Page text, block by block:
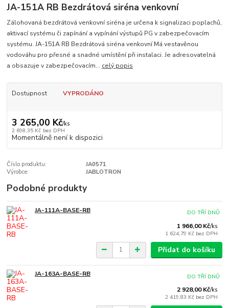
JA-151A RB Bezdrátová siréna venkovní
Zálohovaná bezdrátová venkovní siréna je určena k signalizaci poplachů,
aktivací systému či zapínání a vypínání výstupů PG v zabezpečovacím
systému. JA-151A RB Bezdrátová siréna venkovní Má vestavěnou
vodováhu pro přesné a snadné umístění při instalaci. Je adresovatelná
a obsazuje v zabezpečovacím... celý popis
Dostupnost VYPRODÁNO
3 265,00 Kč/ks
2 698,35 Kč bez DPH
Momentálně není k dispozici
Číslo produktu:
JA0571
Výrobce:
JABLOTRON
Podobné produkty
JA-111A-BASE-RB
1 966,00 Kč/ks
1 624,79 Kč bez DPH
DO TŘÍ DNŮ
Přidat do košíku
JA-163A-BASE-RB
2 928,00 Kč/ks
2 419,83 Kč bez DPH
DO TŘÍ DNŮ